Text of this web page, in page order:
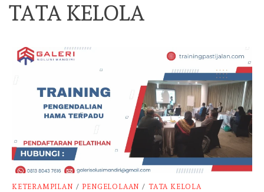
TATA KELOLA
KETERAMPILAN / PENGELOLAAN / TATA KELOLA